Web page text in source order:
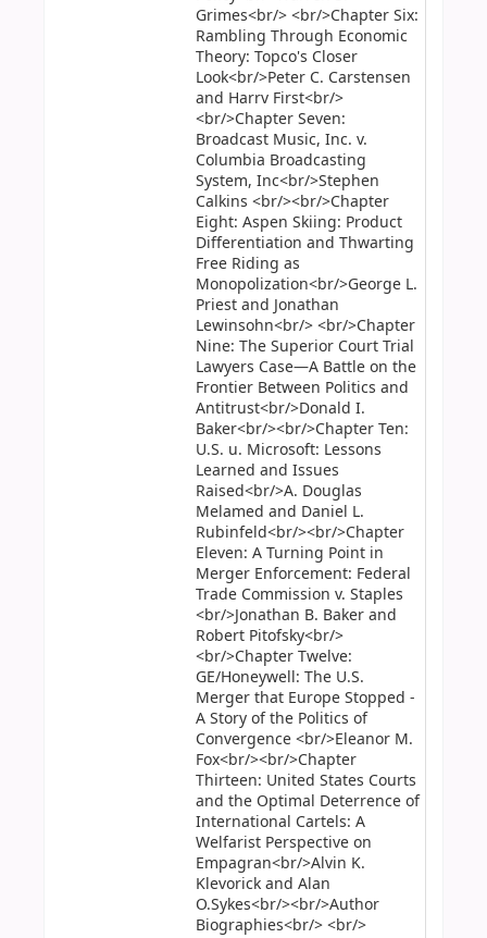
Grimes<br/> <br/>Chapter Six:
Rambling Through Economic
Theory: Topco's Closer
Look<br/>Peter C. Carstensen
and Harrv First<br/>
<br/>Chapter Seven:
Broadcast Music, Inc. v.
Columbia Broadcasting
System, Inc<br/>Stephen
Calkins <br/><br/>Chapter
Eight: Aspen Skiing: Product
Differentiation and Thwarting
Free Riding as
Monopolization<br/>George L.
Priest and Jonathan
Lewinsohn<br/> <br/>Chapter
Nine: The Superior Court Trial
Lawyers Case—A Battle on the
Frontier Between Politics and
Antitrust<br/>Donald I.
Baker<br/><br/>Chapter Ten:
U.S. u. Microsoft: Lessons
Learned and Issues
Raised<br/>A. Douglas
Melamed and Daniel L.
Rubinfeld<br/><br/>Chapter
Eleven: A Turning Point in
Merger Enforcement: Federal
Trade Commission v. Staples
<br/>Jonathan B. Baker and
Robert Pitofsky<br/>
<br/>Chapter Twelve:
GE/Honeywell: The U.S.
Merger that Europe Stopped -
A Story of the Politics of
Convergence <br/>Eleanor M.
Fox<br/><br/>Chapter
Thirteen: United States Courts
and the Optimal Deterrence of
International Cartels: A
Welfarist Perspective on
Empagran<br/>Alvin K.
Klevorick and Alan
O.Sykes<br/><br/>Author
Biographies<br/> <br/>